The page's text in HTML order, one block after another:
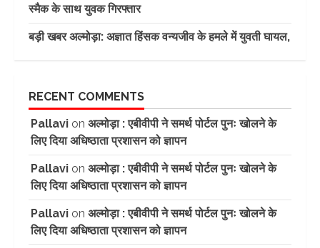
स्मैक के साथ युवक गिरफ्तार
बड़ी खबर अल्मोड़ा: अज्ञात हिंसक वन्यजीव के हमले में युवती घायल,
RECENT COMMENTS
Pallavi on अल्मोड़ा : एबीवीपी ने समर्थ पोर्टल पुनः खोलने के
लिए दिया अधिष्ठाता प्रशासन को ज्ञापन
Pallavi on अल्मोड़ा : एबीवीपी ने समर्थ पोर्टल पुनः खोलने के
लिए दिया अधिष्ठाता प्रशासन को ज्ञापन
Pallavi on अल्मोड़ा : एबीवीपी ने समर्थ पोर्टल पुनः खोलने के
लिए दिया अधिष्ठाता प्रशासन को ज्ञापन